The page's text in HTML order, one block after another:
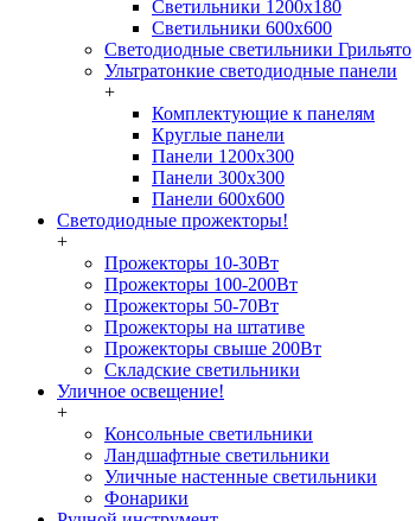
Светильники 1200х180
Светильники 600х600
Светодиодные светильники Грильято
Ультратонкие светодиодные панели
+
Комплектующие к панелям
Круглые панели
Панели 1200х300
Панели 300х300
Панели 600х600
Светодиодные прожекторы!
+
Прожекторы 10-30Вт
Прожекторы 100-200Вт
Прожекторы 50-70Вт
Прожекторы на штативе
Прожекторы свыше 200Вт
Складские светильники
Уличное освещение!
+
Консольные светильники
Ландшафтные светильники
Уличные настенные светильники
Фонарики